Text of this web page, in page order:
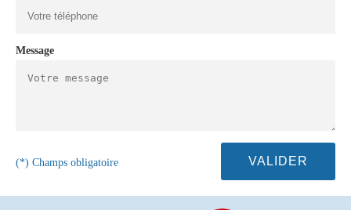
Message
(*) Champs obligatoire